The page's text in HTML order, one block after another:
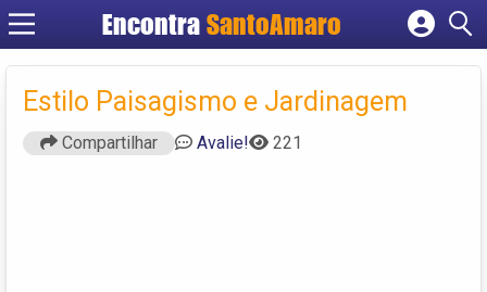
Encontra SantoAmaro
Cadastrar empresa
Criar conta
Estilo Paisagismo e Jardinagem
Compartilhar Avalie! 221